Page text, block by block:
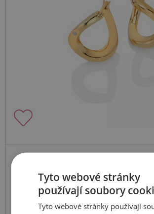
Stříbrné pozlacené
Jossa Soul DE660
3080 Kč
Tyto webové stránky
používají soubory
Tyto webové stránky používají